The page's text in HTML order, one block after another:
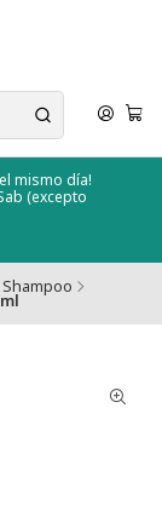
mismo día!
(excepto
Shampoo